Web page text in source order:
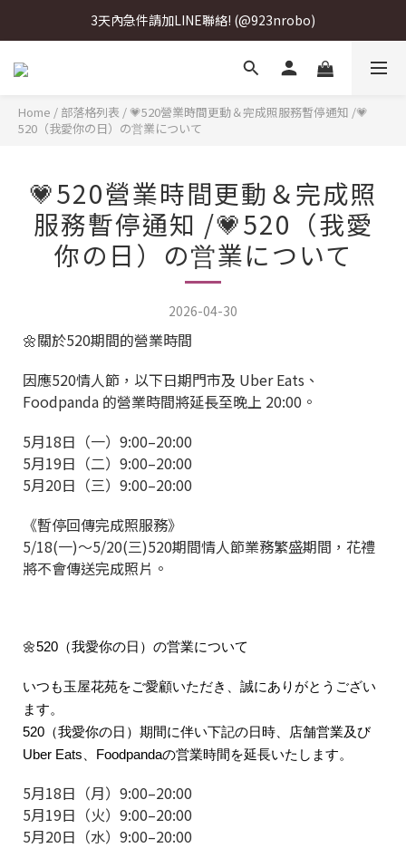
3天內急件請加LINE聯絡! (@923nrobo)
3天內急件請加LINE聯絡! (@923nrobo)
3天內急件請加LINE聯絡! (@923nrobo)
Home / 部落格列表 / 💗520營業時間更動＆完成照服務暫停通知 /💗
520（我愛你の日）の営業について
💗520營業時間更動＆完成照
服務暫停通知 /💗520（我愛
你の日）の営業について
2026-04-30
🌼關於520期間的營業時間
因應520情人節，以下日期門市及 Uber Eats、
Foodpanda 的營業時間將延長至晚上 20:00。
5月18日（一）9:00–20:00
5月19日（二）9:00–20:00
5月20日（三）9:00–20:00
《暫停回傳完成照服務》
5/18(一)～5/20(三)520期間情人節業務繁盛期間，花禮
將不會傳送完成照片。
🌼520（我愛你の日）の営業について
いつも玉屋花苑をご愛顧いただき、誠にありがとうござい
ます。
520（我愛你の日）期間に伴い下記の日時、店舗営業及び
Uber Eats、Foodpandaの営業時間を延長いたします。
5月18日（月）9:00–20:00
5月19日（火）9:00–20:00
5月20日（水）9:00–20:00